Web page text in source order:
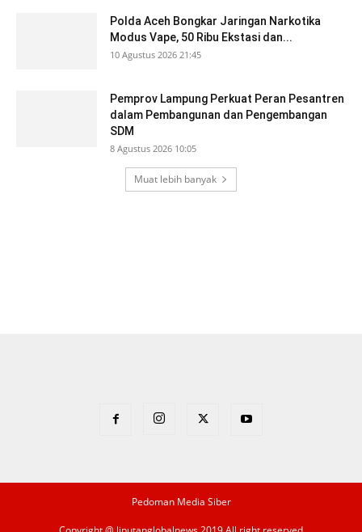
Polda Aceh Bongkar Jaringan Narkotika
Modus Vape, 50 Ribu Ekstasi dan...
10 Agustus 2026 21:45
Pemprov Lampung Perkuat Peran Pesantren
dalam Pembangunan dan Pengembangan
SDM
8 Agustus 2026 10:05
Muat lebih banyak
Pedoman Media Siber